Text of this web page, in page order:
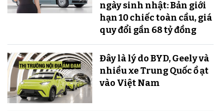
ngày sinh nhật: Bản giới
hạn 10 chiếc toàn cầu, giá
quy đổi gần 68 tỷ đồng
Đây là lý do BYD, Geely và
nhiều xe Trung Quốc ồ ạt
vào Việt Nam